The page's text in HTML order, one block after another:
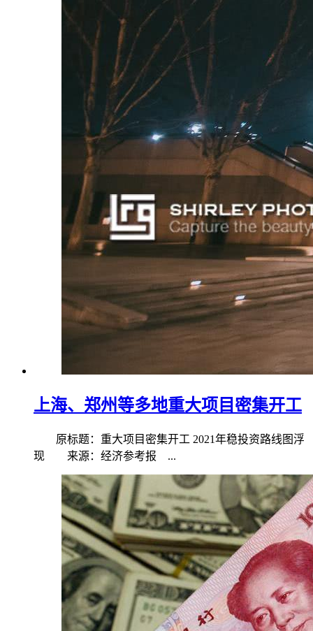
上海、郑州等多地重大项目密集开工
原标题：重大项目密集开工 2021年稳投资路线图浮
现 来源：经济参考报 ...